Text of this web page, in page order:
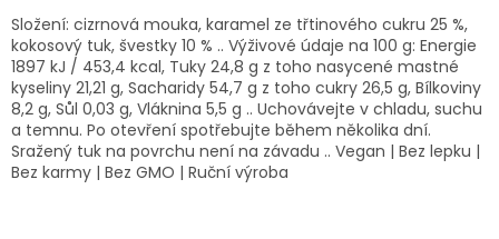
Složení: cizrnová mouka, karamel ze třtinového cukru 25 %,
kokosový tuk, švestky 10 % .. Výživové údaje na 100 g: Energie
1897 kJ / 453,4 kcal, Tuky 24,8 g z toho nasycené mastné
kyseliny 21,21 g, Sacharidy 54,7 g z toho cukry 26,5 g, Bílkoviny
8,2 g, Sůl 0,03 g, Vláknina 5,5 g .. Uchovávejte v chladu, suchu
a temnu. Po otevření spotřebujte během několika dní.
Sražený tuk na povrchu není na závadu .. Vegan | Bez lepku |
Bez karmy | Bez GMO | Ruční výroba